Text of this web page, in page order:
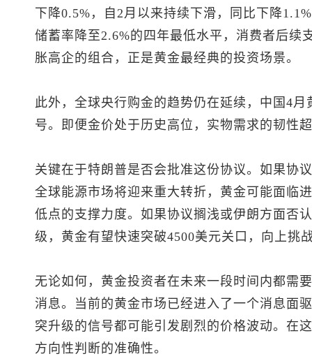
下降0.5%，自2月以来持续下滑，同比下降
储蓄率降至2.6%的四年最低水平，消费者后续
胀高企的组合，正是黄金最经典的投资场景。
此外，全球央行购金的趋势仍在延续，中国4
号。即便金价处于历史高位，实物需求的韧性
关键在于特朗普是否会批准这份协议。如果协
全球能源市场将迎来重大转折，黄金可能面临
低点的支撑力度。如果协议搁浅或伊朗方面否
级，黄金有望快速突破4500美元关口，向上挑
无论如何，黄金投资者在未来一段时间内都需
消息。当前的黄金市场已经进入了一个消息面
突升级的信号都可能引发剧烈的价格波动。在
方向性判断的准确性。